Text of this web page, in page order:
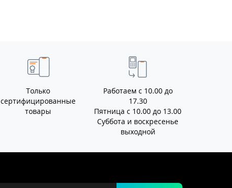
Только
сертифицированные
товары
Работаем с 10.00 до
17.30
Пятница с 10.00 до 13.00
Суббота и воскресенье
выходной